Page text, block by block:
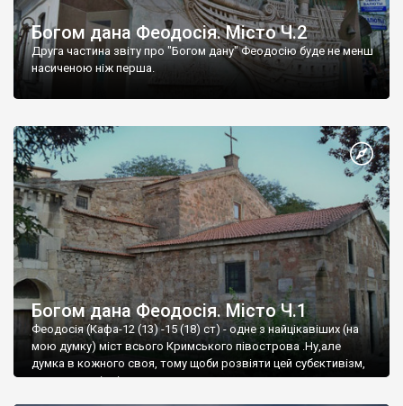
Богом дана Феодосія. Місто Ч.2
Друга частина звіту про "Богом дану" Феодосію буде не менш
насиченою ніж перша.
Богом дана Феодосія. Місто Ч.1
Феодосія (Кафа-12 (13) -15 (18) ст) - одне з найцікавіших (на
мою думку) міст всього Кримського півострова .Ну,але
думка в кожного своя, тому щоби розвіяти цей субєктивізм,
запрошую відвідати це